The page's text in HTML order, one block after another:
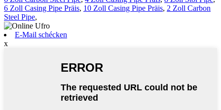
6 Zoll Casing Pipe Präis, 10 Zoll Casing Pipe Präis, 2 Zoll Carbon
Steel Pipe,
E-Mail schécken
x